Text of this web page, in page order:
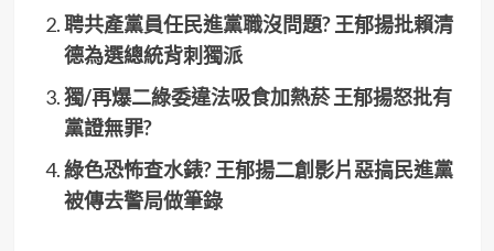
聘共產黨員任民進黨職沒問題? 王郁揚批賴清
德為選總統背刺獨派
獨/再爆二綠委違法吸食加熱菸 王郁揚怒批有
黨證無罪?
綠色恐怖查水錶? 王郁揚二創影片惡搞民進黨
被傳去警局做筆錄